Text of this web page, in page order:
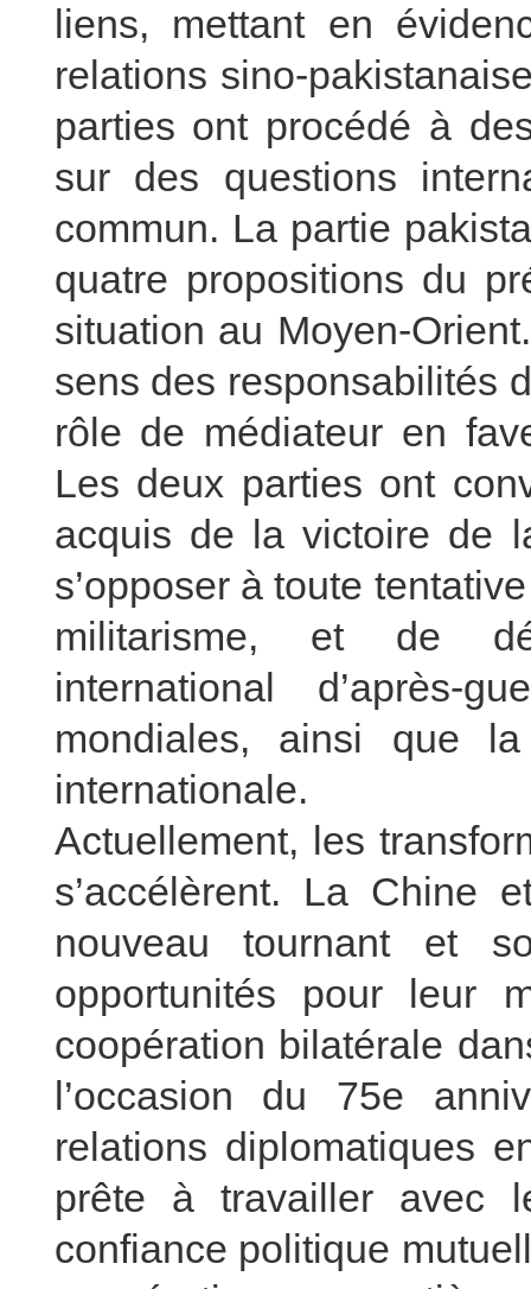
liens, mettant en
relations sino-
parties ont procédé à
sur des questions
commun. La partie
quatre propositions du
situation au Moyen-
sens des responsabilités
rôle de médiateur en
Les deux parties ont
acquis de la victoire de
s’opposer à toute
militarisme, et de
international
mondiales, ainsi que
internationale.
Actuellement, les
s’accélèrent. La Chine
nouveau tournant et
opportunités pour leur
coopération bilatérale
l’occasion du 75e
relations diplomatiques
prête à travailler avec
confiance politique